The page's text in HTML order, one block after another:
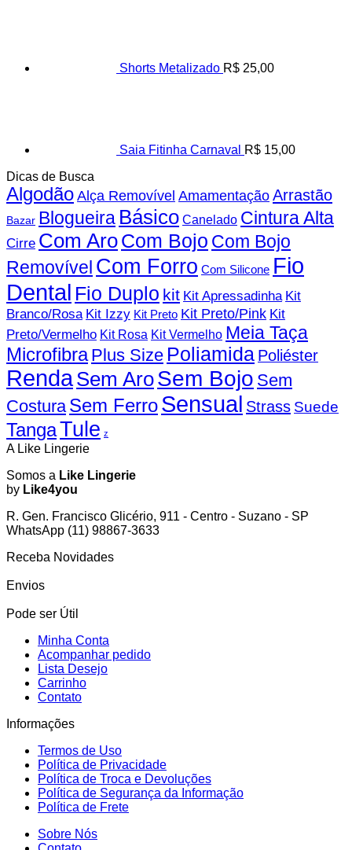
Shorts Metalizado R$ 25,00
Saia Fitinha Carnaval R$ 15,00
Dicas de Busca
AlgodãoAlça Removível Amamentação Arrastão
Bazar Blogueira Básico Canelado Cintura Alta
Cirre Com AroCom Bojo Com Bojo
Removível Com Forro Com Silicone Fio
Dental Fio Duplo kit Kit Apressadinha Kit
Branco/Rosa Kit Izzy Kit Preto Kit Preto/Pink Kit
Preto/Vermelho Kit Rosa Kit Vermelho Meia Taça
Microfibra Plus Size Poliamida Poliéster
RendaSem AroSem Bojo Sem
Costura Sem FerroSensual Strass Suede
TangaTule z
A Like Lingerie
Somos a Like Lingerie
by Like4you
R. Gen. Francisco Glicério, 911 - Centro - Suzano - SP
WhatsApp (11) 98867-3633
Receba Novidades
Envios
Pode ser Útil
Minha Conta
Acompanhar pedido
Lista Desejo
Carrinho
Contato
Informações
Termos de Uso
Política de Privacidade
Política de Troca e Devoluções
Política de Segurança da Informação
Política de Frete
Sobre Nós